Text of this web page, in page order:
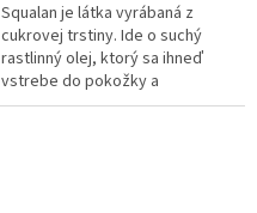
Squalan je látka vyrábaná z
cukrovej trstiny. Ide o suchý
rastlinný olej, ktorý sa ihneď
vstrebe do pokožky a
nezanechá mastný film.Squalan